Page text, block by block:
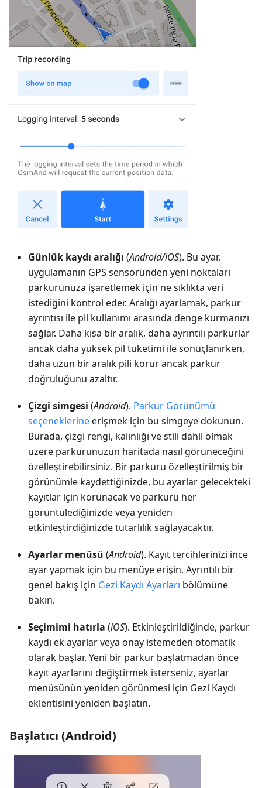
Günlük kaydı aralığı (Android/iOS). Bu ayar,
uygulamanın GPS sensöründen yeni noktaları
parkurunuza işaretlemek için ne sıklıkta veri
istediğini kontrol eder. Aralığı ayarlamak, parkur
ayrıntısı ile pil kullanımı arasında denge kurmanızı
sağlar. Daha kısa bir aralık, daha ayrıntılı parkurlar
ancak daha yüksek pil tüketimi ile sonuçlanırken,
daha uzun bir aralık pili korur ancak parkur
doğruluğunu azaltır.
Çizgi simgesi (Android). Parkur Görünümü
seçeneklerineerişmek için bu simgeye dokunun.
Burada, çizgi rengi, kalınlığı ve stili dahil olmak
üzere parkurunuzun haritada nasıl görüneceğini
özelleştirebilirsiniz. Bir parkuru özelleştirilmiş bir
görünümle kaydettiğinizde, bu ayarlar gelecekteki
kayıtlar için korunacak ve parkuru her
görüntülediğinizde veya yeniden
etkinleştirdiğinizde tutarlılık sağlayacaktır.
Ayarlar menüsü (Android). Kayıt tercihlerinizi ince
ayar yapmak için bu menüye erişin. Ayrıntılı bir
genel bakış için Gezi Kaydı Ayarları bölümüne
bakın.
Seçimimi hatırla (iOS). Etkinleştirildiğinde, parkur
kaydı ek ayarlar veya onay istemeden otomatik
olarak başlar. Yeni bir parkur başlatmadan önce
kayıt ayarlarını değiştirmek isterseniz, ayarlar
menüsünün yeniden görünmesi için Gezi Kaydı
eklentisini yeniden başlatın.
Başlatıcı (Android)